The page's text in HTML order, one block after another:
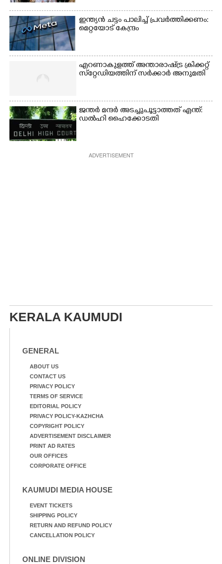
ഇന്ത്യൻ ചട്ടം പാലിച്ച് പ്രവർത്തിക്കണം:
മെറ്റയോട് കേന്ദ്രം
എറണാകുളത്ത് അന്താരാഷ്ട്ര ക്രിക്കറ്റ്
സ്‌റ്റേഡിയത്തിന് സർക്കാർ അനുമതി
ജന്ത‌‌ർ മന്ദർ അടച്ചുപൂട്ടാത്തത് എന്ത്:
ഡൽഹി ഹൈക്കോടതി
ADVERTISEMENT
KERALA KAUMUDI
GENERAL
ABOUT US
CONTACT US
PRIVACY POLICY
TERMS OF SERVICE
EDITORIAL POLICY
PRIVACY POLICY-KAZHCHA
COPYRIGHT POLICY
ADVERTISEMENT DISCLAIMER
PRINT AD RATES
OUR OFFICES
CORPORATE OFFICE
KAUMUDI MEDIA HOUSE
EVENT TICKETS
SHIPPING POLICY
RETURN AND REFUND POLICY
CANCELLATION POLICY
ONLINE DIVISION